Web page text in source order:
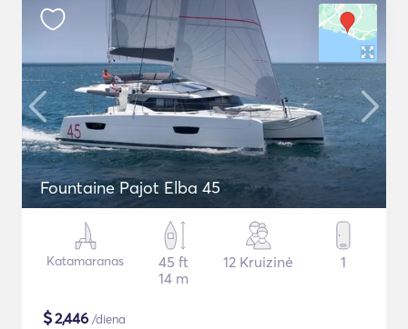
Fountaine Pajot Elba 45
Katamaranas
45 ft
14 m
12 Kruizinė 1
$2,446 /diena